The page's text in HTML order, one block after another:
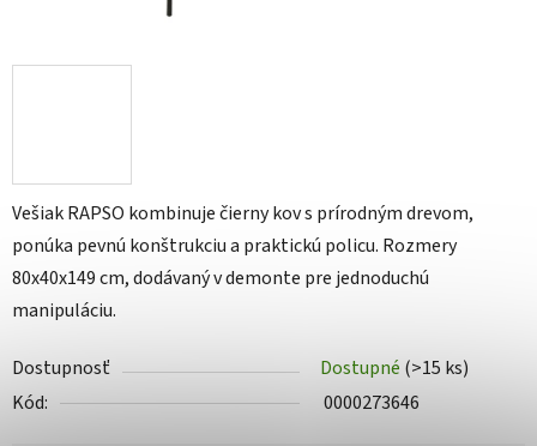
Vešiak RAPSO kombinuje čierny kov s prírodným drevom,
ponúka pevnú konštrukciu a praktickú policu. Rozmery
80x40x149 cm, dodávaný v demonte pre jednoduchú
manipuláciu.
Dostupnosť Dostupné (>15 ks)
Kód:
0000273646